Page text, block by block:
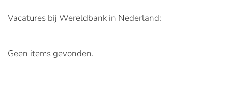
Vacatures bij Wereldbank in Nederland:
Geen items gevonden.